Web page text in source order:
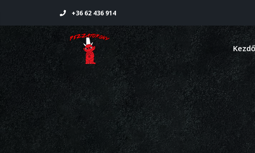
+36 62 436 914